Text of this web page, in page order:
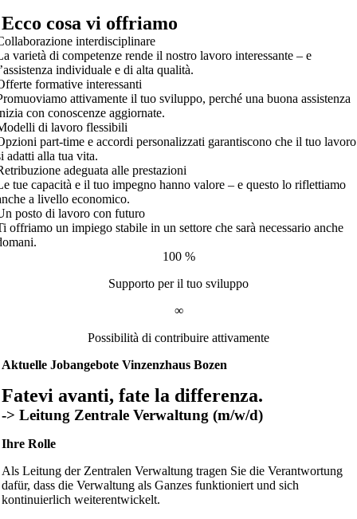
Ecco cosa vi offriamo
interdisciplinare
varietà di competenze rende il nostro lavoro interessante – e
individuale e di alta qualità.
formative interessanti
attivamente il tuo sviluppo, perché una buona assistenza
con conoscenze aggiornate.
di lavoro flessibili
part-time e accordi personalizzati garantiscono che il tuo lavoro
adatti alla tua vita.
adeguata alle prestazioni
tue capacità e il tuo impegno hanno valore – e questo lo riflettiamo
a livello economico.
posto di lavoro con futuro
offriamo un impiego stabile in un settore che sarà necessario anche
100 %
Supporto per il tuo sviluppo
∞
Possibilità di contribuire attivamente
Aktuelle Jobangebote Vinzenzhaus Bozen
Fatevi avanti, fate la differenza.
-> Leitung Zentrale Verwaltung (m/w/d)
Ihre Rolle
Als Leitung der Zentralen Verwaltung tragen Sie die Verantwortung
dafür, dass die Verwaltung als Ganzes funktioniert und sich
kontinuierlich weiterentwickelt.